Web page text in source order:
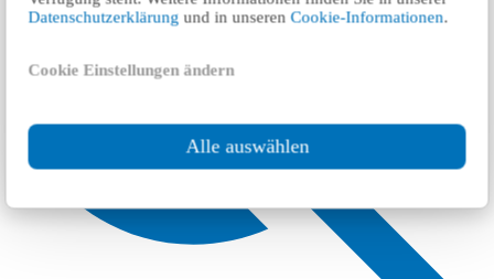
Datenschutzerklärung und in unserenCookie-Informationen.
Cookie Einstellungen ändern
Alle auswählen